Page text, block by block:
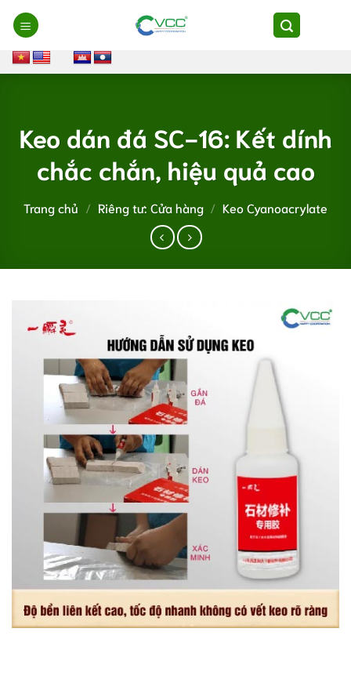
Chuyển
đến
nội
dung
Keo dán đá SC-16: Kết dính
chắc chắn, hiệu quả cao
Trang chủ / Riêng tư: Cửa hàng / Keo Cyanoacrylate